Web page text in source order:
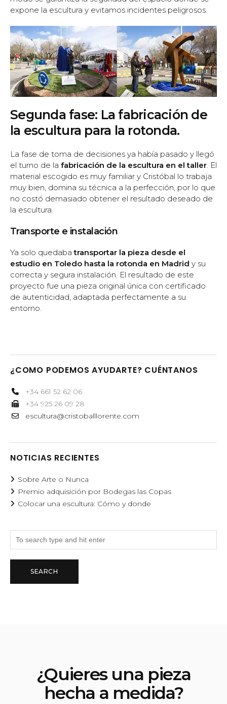
expone la escultura y evitamos incidentes peligrosos.
Segunda fase: La fabricación de
la escultura para la rotonda.
La fase de toma de decisiones ya había pasado y llegó
el turno de la fabricación de la escultura en el taller. El
material escogido es muy familiar y Cristóbal lo trabaja
muy bien, domina su técnica a la perfección, por lo que
no costó demasiado obtener el resultado deseado de
la escultura.
Transporte e instalación
Ya solo quedabatransportar la pieza desde el
estudio en Toledo hasta la rotonda en Madrid y su
correcta y segura instalación. El resultado de este
proyecto fue una pieza original única con certificado
de autenticidad, adaptada perfectamente a su
entorno.
¿COMO PODEMOS AYUDARTE? CUÉNTANOS
+34 661 52 62 06
+34 925 26 09 28
escultura@cristoballlorente.com
NOTICIAS RECIENTES
Sobre Arte o Nunca
Premio adquisición por Bodegas las Copas
Colocar una escultura: Cómo y donde
¿Quieres una pieza
hecha a medida?